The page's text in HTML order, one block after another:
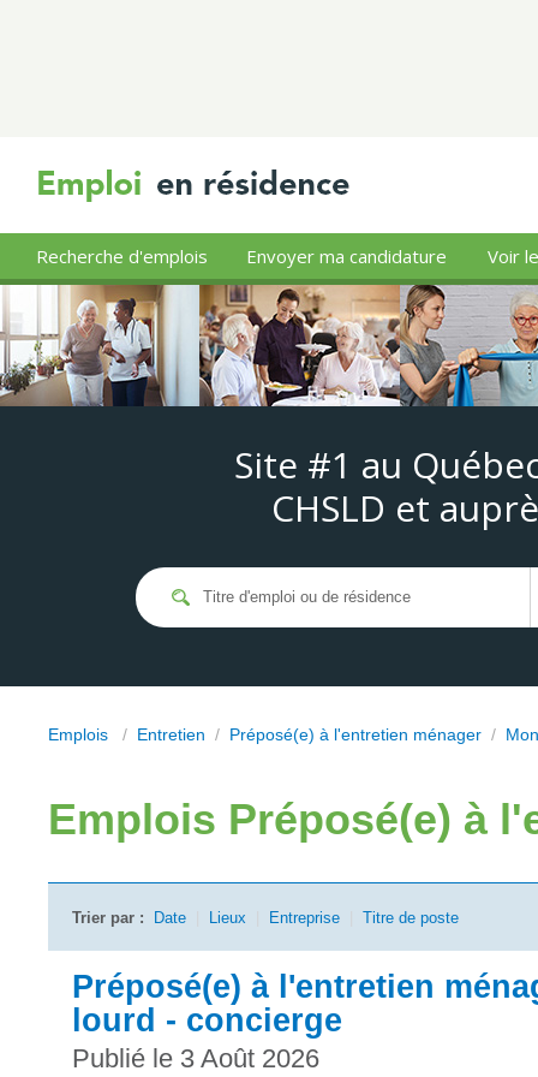
Recherche d'emplois Envoyer ma candidature Voir
Site #1 au
CHSLD et
Emplois / Entretien / Préposé(e) à l'entretien ménager /
Emplois Préposé(e) à
Trier par : Date Lieux Entreprise Titre de poste
Préposé(e) à l'entretien
lourd - concierge
Publié le 3 Août 2026